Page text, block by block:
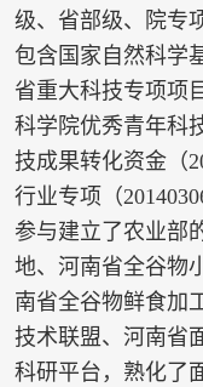
级、省部级、院专
包含国家自然科学
省重大科技专项项
科学院优秀青年科
技成果转化资金（
行业专项（
参与建立了农业部
地、河南省全谷物
南省全谷物鲜食加
技术联盟、河南省
科研平台，熟化了